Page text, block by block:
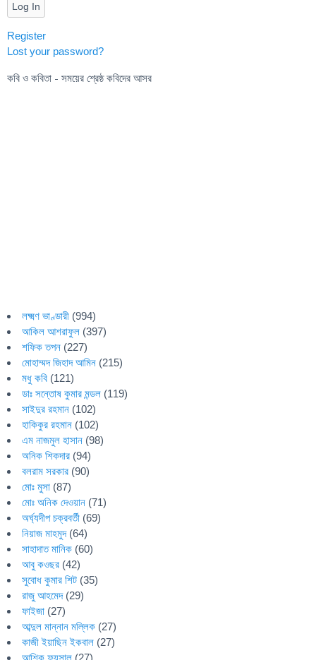
Log In
Register
Lost your password?
কবি ও কবিতা - সময়ের শ্রেষ্ঠ কবিদের আসর
লক্ষ্মণ ভাণ্ডারী (994)
আকিল আশরাফুল (397)
শফিক তপন (227)
মোহাম্মদ জিহাদ আমিন (215)
মধু কবি (121)
ডাঃ সন্তোষ কুমার মন্ডল (119)
সাইদুর রহমান (102)
হাকিকুর রহমান (102)
এম নাজমুল হাসান (98)
অনিক শিকদার (94)
বলরাম সরকার (90)
মোঃ মুসা (87)
মোঃ অনিক দেওয়ান (71)
অর্ঘ্যদীপ চক্রবর্তী (69)
নিয়াজ মাহমুদ(64)
সাহাদাত মানিক (60)
আবু কওছর (42)
সুবোধ কুমার শিট (35)
রাজু আহমেদ(29)
ফাইজা (27)
আব্দুল মান্নান মল্লিক (27)
কাজী ইয়াছিন ইকবাল (27)